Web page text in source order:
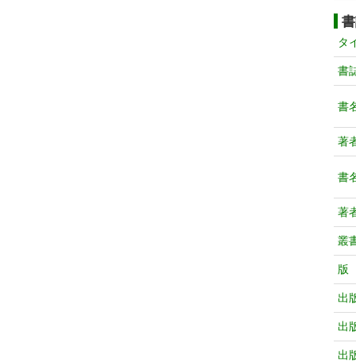
タ
書
書
著
書
著
叢
版
出
出
出